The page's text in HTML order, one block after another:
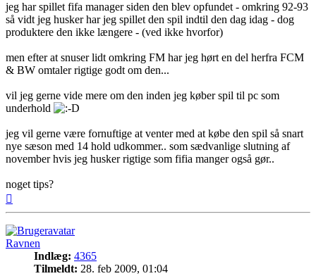
jeg har spillet fifa manager siden den blev opfundet - omkring 92-93
så vidt jeg husker har jeg spillet den spil indtil den dag idag - dog
produktere den ikke længere - (ved ikke hvorfor)
men efter at snuser lidt omkring FM har jeg hørt en del herfra FCM
& BW omtaler rigtige godt om den...
vil jeg gerne vide mere om den inden jeg køber spil til pc som
underhold
jeg vil gerne være fornuftige at venter med at købe den spil så snart
nye sæson med 14 hold udkommer.. som sædvanlige slutning af
november hvis jeg husker rigtige som fifia manger også gør..
noget tips?
Ravnen
Indlæg: 4365
Tilmeldt: 28. feb 2009, 01:04